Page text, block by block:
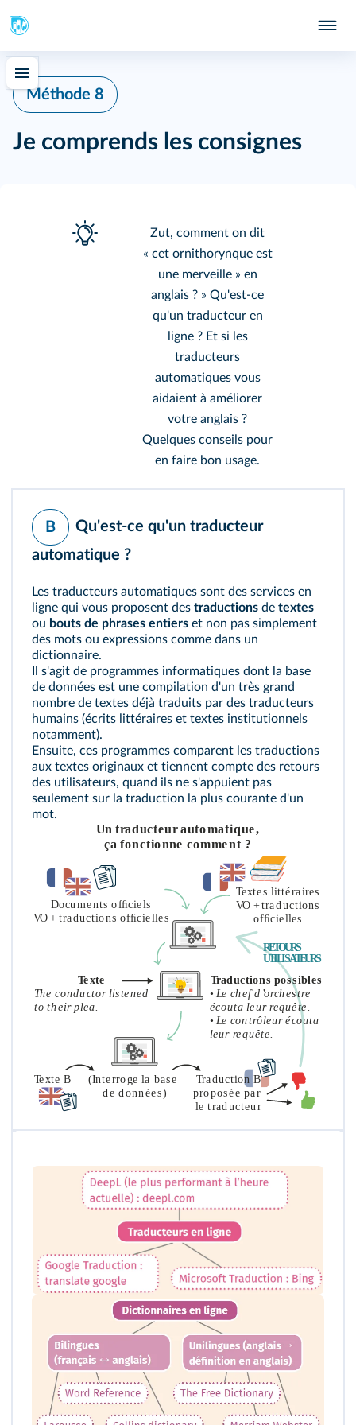
Méthode 8
Je comprends les consignes
Zut, comment on dit
« cet ornithorynque est
une merveille » en
anglais ? » Qu'est-ce
qu'un traducteur en
ligne ? Et si les
traducteurs
automatiques vous
aidaient à améliorer
votre anglais ?
Quelques conseils pour
en faire bon usage.
B
Qu'est-ce qu'un traducteur
automatique ?
Les traducteurs automatiques sont des services en
ligne qui vous proposent des traductions de textes
ou bouts de phrases entiers et non pas simplement
des mots ou expressions comme dans un
dictionnaire.
Il s'agit de programmes informatiques dont la base
de données est une compilation d'un très grand
nombre de textes déjà traduits par des traducteurs
humains (écrits littéraires et textes institutionnels
notamment).
Ensuite, ces programmes comparent les traductions
aux textes originaux et tiennent compte des retours
des utilisateurs, quand ils ne s'appuient pas
seulement sur la traduction la plus courante d'un
mot.